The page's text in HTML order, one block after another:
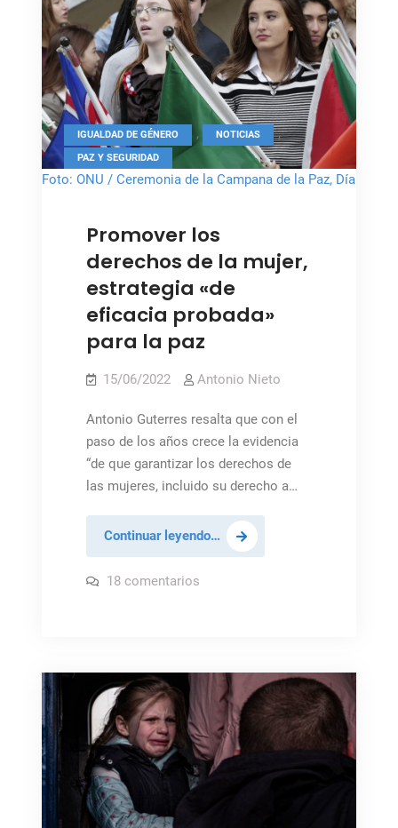
guerra
en
Ucrania
guerra
en
Ucrania
Foto: ONU / Ceremonia de la Campana de la Paz, Día
IGUALDAD DE GÉNERO , NOTICIAS ,
PAZ Y SEGURIDAD
Promover los
derechos de la mujer,
estrategia «de
eficacia probada»
para la paz
15/06/2022 Antonio Nieto
Antonio Guterres resalta que con el
paso de los años crece la evidencia
“de que garantizar los derechos de
las mujeres, incluido su derecho a…
Continuar leyendo…Promover
los
«de
eficacia
probada»
para
18 comentariosen
estrategia
eficacia
probada»
para
la
paz